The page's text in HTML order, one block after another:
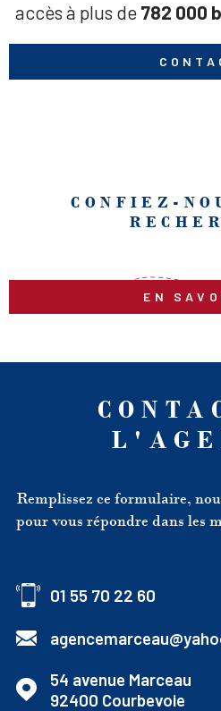
accès à plus de 782 000
CONFIEZ-
EN
Remplissez ce formulaire,
pour vous répondre dans les
01 55 70 22 60
54 avenue Marceau
92400
Courbevoie